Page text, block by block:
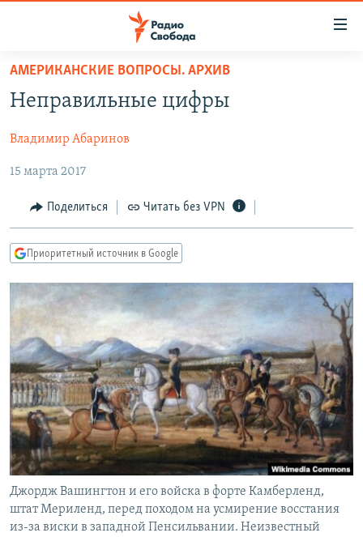
упрощенного
доступа
содержанию
Вернутся
главной
навигации
Вернутся
поиску
ПОДКАСТЫ
АВТОРСКИЕ ПРОЕКТЫ
ЦИТАТЫ СВОБОДЫ
МНЕНИЯ
КУЛЬТУРА
IDEL.РЕАЛИИ
КАВКАЗ.РЕАЛИИ
СЕВЕР.РЕАЛИИ
СИБИРЬ.РЕАЛИИ
РАСПИСАНИЕ ВЕЩАНИЯ
ПОДПИШИТЕСЬ НА РАССЫЛКУ
СОЦИАЛЬНЫЕ СЕТИ
АМЕРИКАНСКИЕ ВОПРОСЫ. АРХИВ
Неправильные цифры
Владимир Абаринов
15 марта 2017
Поделиться Читать без VPN
Приоритетный источник в Google
Джордж Вашингтон и его войска в форте Камберленд,
штат Мериленд, перед походом на усмирение восстания
из-за виски в западной Пенсильвании. Неизвестный